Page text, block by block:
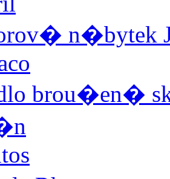
n�bytek
brou�en�